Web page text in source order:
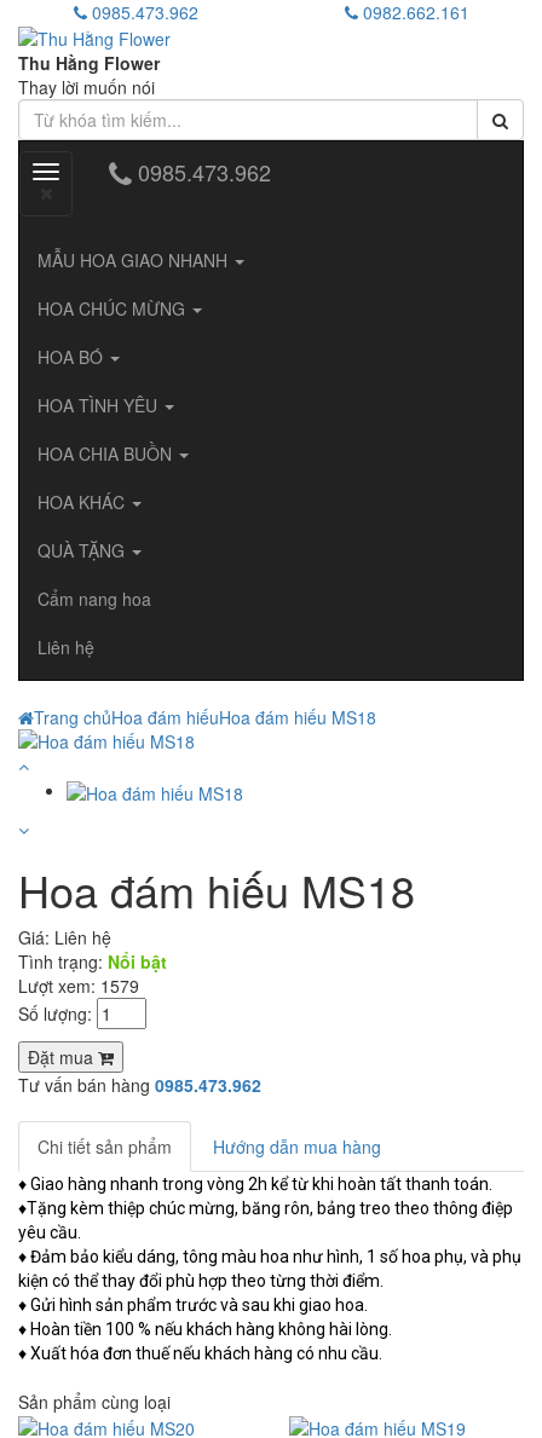
0985.473.962 0982.662.161
Thu Hằng Flower
Thay lời muốn nói
Toggle
0985.473.962
MẪU HOA GIAO NHANH
HOA CHÚC MỪNG
HOA BÓ
HOA TÌNH YÊU
HOA CHIA BUỒN
HOA KHÁC
QUÀ TẶNG
Cẩm nang hoa
Liên hệ
Trang chủHoa đám hiếuHoa đám hiếu MS18
Hoa đám hiếu MS18
Giá: Liên hệ
Tình trạng: Nổi bật
Lượt xem: 1579
Số lượng:
Đặt mua
Tư vấn bán hàng 0985.473.962
Chi tiết sản phẩm Hướng dẫn mua hàng
♦ Giao hàng nhanh trong vòng 2h kể từ khi hoàn tất thanh toán.
♦Tặng kèm thiệp chúc mừng, băng rôn, bảng treo theo thông điệp
yêu cầu.
♦ Đảm bảo kiểu dáng, tông màu hoa như hình, 1 số hoa phụ, và phụ
kiện có thể thay đổi phù hợp theo từng thời điểm.
♦ Gửi hình sản phẩm trước và sau khi giao hoa.
♦ Hoàn tiền 100 % nếu khách hàng không hài lòng.
♦ Xuất hóa đơn thuế nếu khách hàng có nhu cầu.
Sản phẩm cùng loại